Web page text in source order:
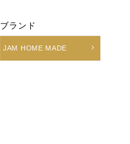
ブランド
JAM HOME MADE